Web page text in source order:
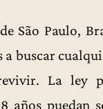
São Paulo,
a buscar
La ley
años puedan